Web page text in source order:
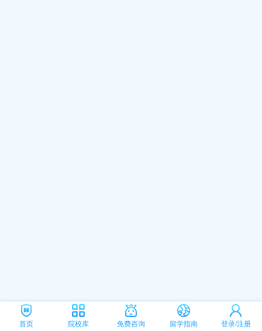
首页 院校库 免费咨询 留学指南 登录/注册